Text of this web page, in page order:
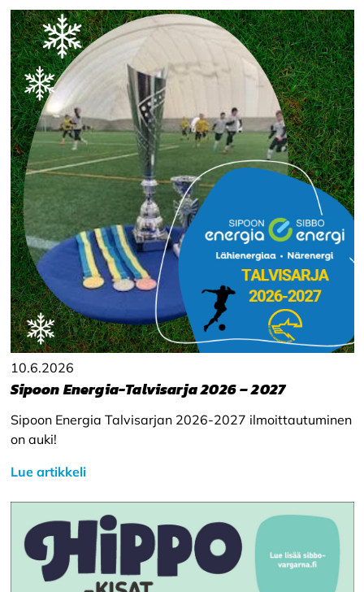
10.6.2026
Sipoon Energia-Talvisarja 2026 – 2027
Sipoon Energia Talvisarjan 2026-2027 ilmoittautuminen
on auki!
Lue artikkeli